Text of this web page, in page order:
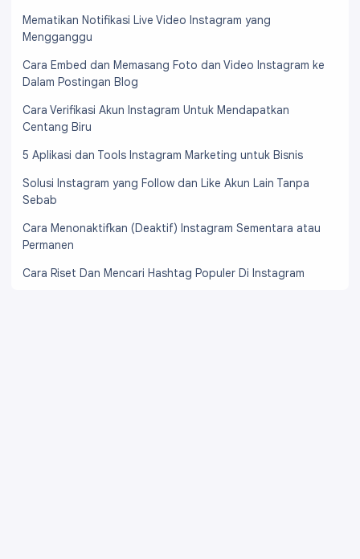
Mematikan Notifikasi Live Video Instagram yang
Mengganggu
Cara Embed dan Memasang Foto dan Video Instagram ke
Dalam Postingan Blog
Cara Verifikasi Akun Instagram Untuk Mendapatkan
Centang Biru
5 Aplikasi dan Tools Instagram Marketing untuk Bisnis
Solusi Instagram yang Follow dan Like Akun Lain Tanpa
Sebab
Cara Menonaktifkan (Deaktif) Instagram Sementara atau
Permanen
Cara Riset Dan Mencari Hashtag Populer Di Instagram